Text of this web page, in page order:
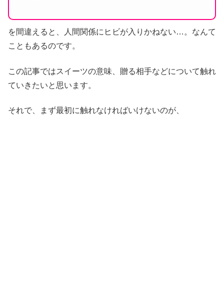
を間違えると、人間関係にヒビが入りかねない…。なんて
こともあるのです。
この記事ではスイーツの意味、贈る相手などについて触れ
ていきたいと思います。
それで、まず最初に触れなければいけないのが、